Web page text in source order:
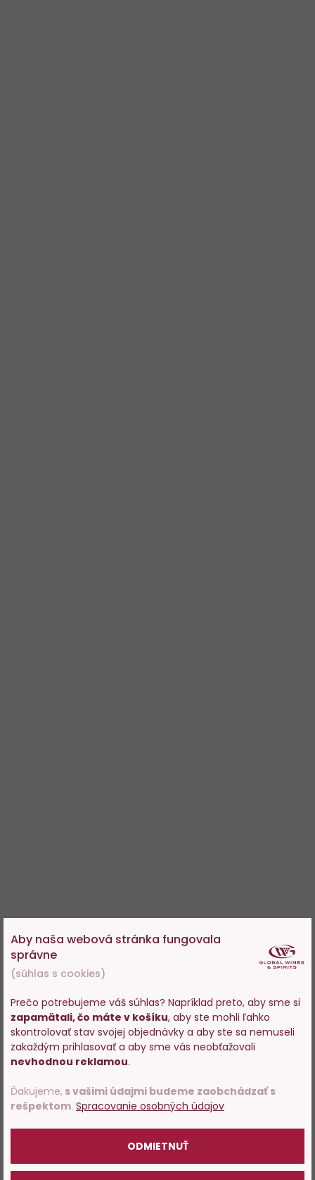
Aby naša webová stránka fungovala
správne
(súhlas s cookies)
Prečo potrebujeme váš súhlas? Napríklad preto, aby sme si
zapamätali, čo máte v košíku, aby ste mohli ľahko
skontrolovať stav svojej objednávky a aby ste sa nemuseli
zakaždým prihlasovať a aby sme vás neobťažovali
nevhodnou reklamou.
Ďakujeme, s vašimi údajmi budeme zaobchádzať s
rešpektom. Spracovanie osobných údajov
ODMIETNUŤ
Vstupujete na stránky s
predajom alkoholu. Prosím
potvrďte, že Vám už bolo 18